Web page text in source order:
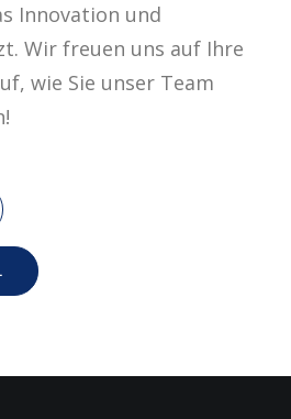
Innovation und
Wir freuen uns auf Ihre
wie Sie unser Team